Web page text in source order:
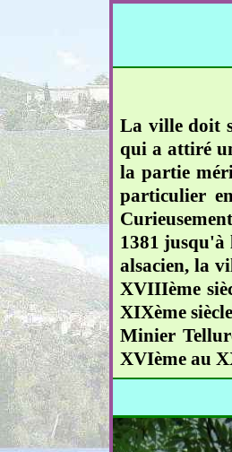
La ville doit
qui a attiré
la partie
particulier
1381 jusqu'à
alsacien, la
XVIIIème
XIXème
Minier
XVIème au